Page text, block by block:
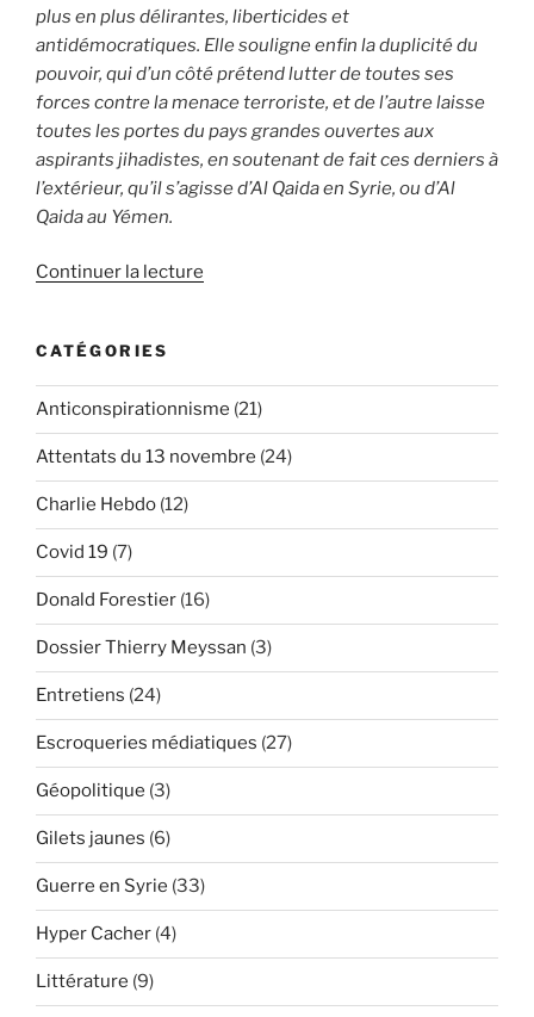
plus en plus délirantes, liberticides et
antidémocratiques. Elle souligne enfin la duplicité du
pouvoir, qui d’un côté prétend lutter de toutes ses
forces contre la menace terroriste, et de l’autre laisse
toutes les portes du pays grandes ouvertes aux
aspirants jihadistes, en soutenant de fait ces derniers à
l’extérieur, qu’il s’agisse d’Al Qaida en Syrie, ou d’Al
Qaida au Yémen.
Continuer la lecture
l’été
indien
en
CATÉGORIES
Anticonspirationnisme (21)
Attentats du 13 novembre (24)
Charlie Hebdo (12)
Covid 19 (7)
Donald Forestier (16)
Dossier Thierry Meyssan (3)
Entretiens (24)
Escroqueries médiatiques (27)
Géopolitique (3)
Gilets jaunes (6)
Guerre en Syrie (33)
Hyper Cacher (4)
Littérature (9)